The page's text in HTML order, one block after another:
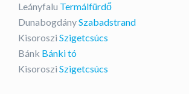
Leányfalu Termálfürdő
DunabogdánySzabadstrand
Kisoroszi Szigetcsúcs
Bánk Bánki tó
Kisoroszi Szigetcsúcs